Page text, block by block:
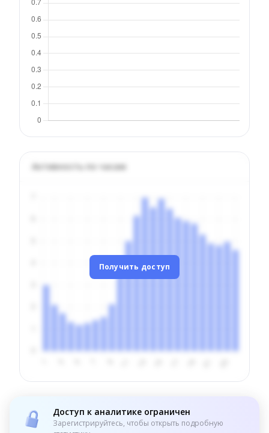
Активность по часам
Получить доступ
Доступ к аналитике ограничен
Зарегистрируйтесь, чтобы открыть подробную